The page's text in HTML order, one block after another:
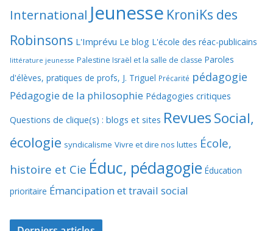
International Jeunesse KroniKs des
Robinsons L'Imprévu Le blog L'école des réac-publicains
littérature jeunesse Palestine Israël et la salle de classe Paroles
d'élèves, pratiques de profs, J. Triguel Précarité pédagogie
Pédagogie de la philosophie Pédagogies critiques
Questions de clique(s) : blogs et sites RevuesSocial,
écologie syndicalisme Vivre et dire nos luttes École,
histoire et Cie Éduc, pédagogie Éducation
prioritaire Émancipation et travail social